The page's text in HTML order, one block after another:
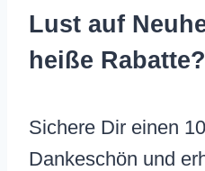
Lust auf
heiße Rabatte?
Sichere Dir einen
Dankeschön und